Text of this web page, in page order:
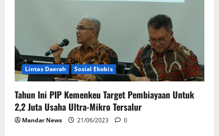
Lintas Daerah Sosial Ekobis
Tahun Ini PIP Kemenkeu Target Pembiayaan Untuk
2,2 Juta Usaha Ultra-Mikro Tersalur
Mandar News 21/06/2023 0